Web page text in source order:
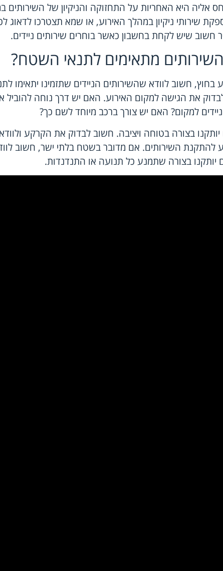
אליה היא האחריות על התחזוקה והניקיון של השירותים
שירותי ניקיון במהלך האירוע, או שמא תצטרכו לדאוג
חשוב שיש לקחת בחשבון כאשר בוחרים שירותים ניידים.
מתאימים לתנאי השטח?
חשוב לוודא שהשירותים הניידים שתזמינו יתאימו
את הגישה למקום האירוע. האם יש דרך נוחה להוביל
למקום? האם יש צורך ברכב מיוחד לשם כך?
בצורה בטוחה ויציבה. חשוב לבדוק את הקרקע
להתקנת השירותים. אם מדובר בשטח בלתי ישר, חשוב
יותקנו בצורה שתמנע כל תנועה או התנדנדות.